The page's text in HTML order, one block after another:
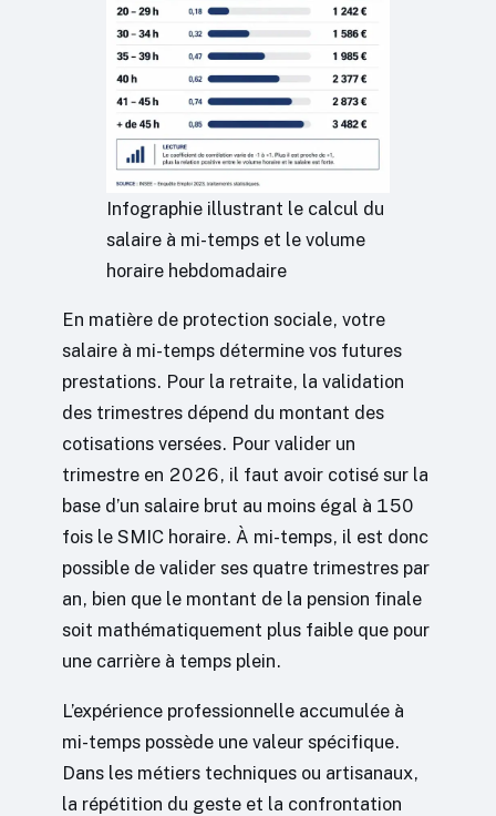
Infographie illustrant le calcul du
salaire à mi-temps et le volume
horaire hebdomadaire
En matière de protection sociale, votre
salaire à mi-temps détermine vos futures
prestations. Pour la retraite, la validation
des trimestres dépend du montant des
cotisations versées. Pour valider un
trimestre en 2026, il faut avoir cotisé sur la
base d’un salaire brut au moins égal à 150
fois le SMIC horaire. À mi-temps, il est donc
possible de valider ses quatre trimestres par
an, bien que le montant de la pension finale
soit mathématiquement plus faible que pour
une carrière à temps plein.
L’expérience professionnelle accumulée à
mi-temps possède une valeur spécifique.
Dans les métiers techniques ou artisanaux,
la répétition du geste et la confrontation